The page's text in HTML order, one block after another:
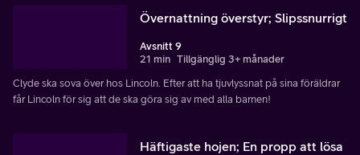
Övernattning överstyr; Slipssnurrigt
Avsnitt 9
21 min Tillgänglig 3+ månader
Clyde ska sova över hos Lincoln. Efter att ha tjuvlyssnat på sina föräldrar
får Lincoln för sig att de ska göra sig av med alla barnen!
Häftigaste hojen; En propp att lösa